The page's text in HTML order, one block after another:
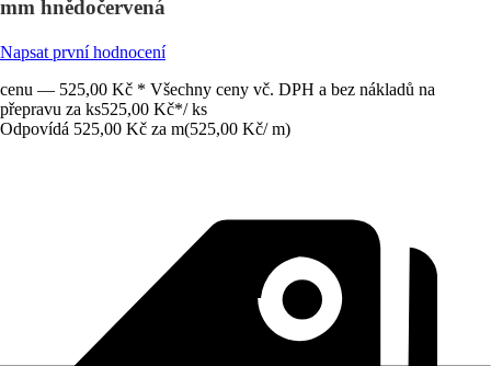
mm hnědočervená
Napsat první hodnocení
cenu — 525,00 Kč * Všechny ceny vč. DPH a bez nákladů na
přepravu za ks525,00 Kč*/ ks
Odpovídá 525,00 Kč za m(525,00 Kč/ m)